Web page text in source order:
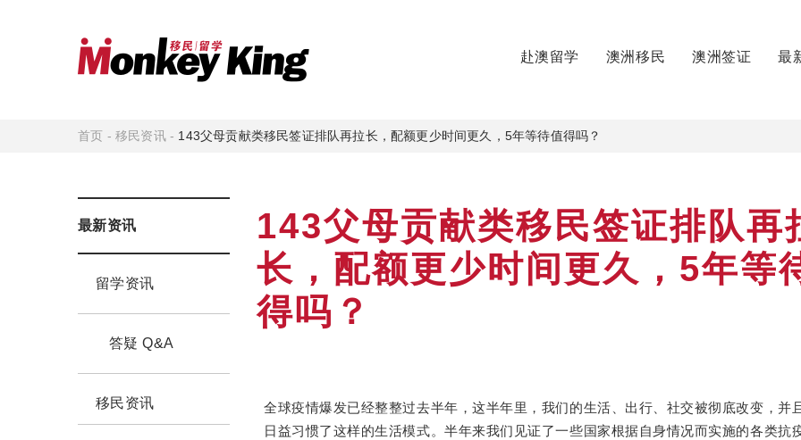
赴澳留学 澳洲移民 澳洲签证 最
首页 -移民资讯- 143父母贡献类移民签证排队再拉长，配额更少时间更久，5年等待值得吗？
最新资讯
留学资讯
答疑 Q&A
移民资讯
143父母贡献类移民签证排队再
长，配额更少时间更久，5年等
得吗？
全球疫情爆发已经整整过去半年，这半年里，我们的生活、出行、社交被彻底改变，并
日益习惯了这样的生活模式。半年来我们见证了一些国家根据自身情况而实施的各类抗